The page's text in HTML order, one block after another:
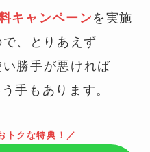
キャンペーン を実施
、とりあえず
勝手が悪ければ
手もあります。
トクな特典！／